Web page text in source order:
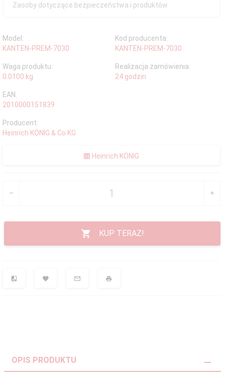
Zasoby dotyczące bezpieczeństwa i produktów
Model:
KANTEN-PREM-7030
Kod producenta:
KANTEN-PREM-7030
Waga produktu:
0.0100 kg
Realizacja zamówienia:
24 godzin
EAN:
2010000151839
Producent:
Heinrich KÖNIG & Co KG
Heinrich KÖNIG
KUP TERAZ!
OPIS PRODUKTU